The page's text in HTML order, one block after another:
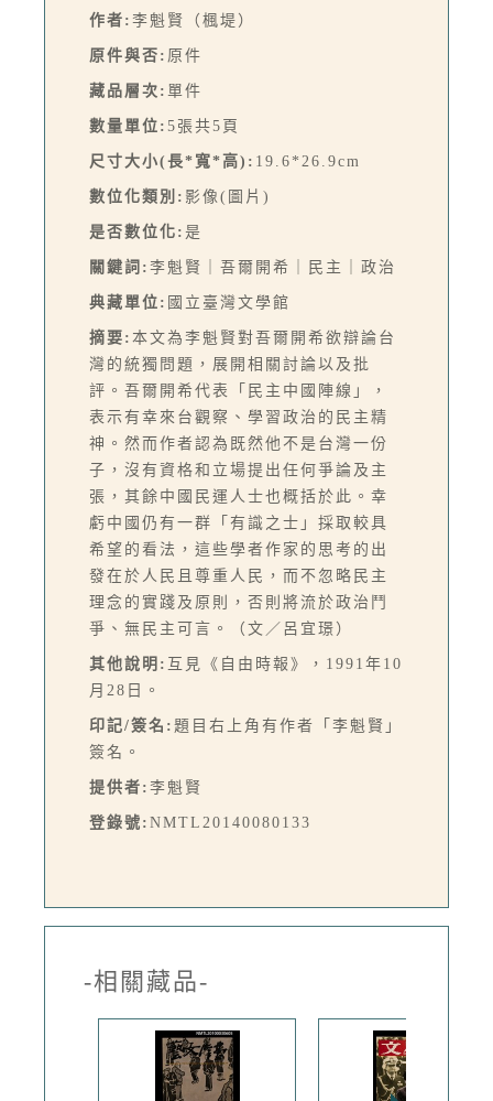
作者: 李魁賢（楓堤）
原件與否: 原件
藏品層次: 單件
數量單位: 5張共5頁
尺寸大小(長*寬*高): 19.6*26.9cm
數位化類別: 影像(圖片)
是否數位化: 是
關鍵詞: 李魁賢｜吾爾開希｜民主｜政治
典藏單位: 國立臺灣文學館
摘要: 本文為李魁賢對吾爾開希欲辯論台
灣的統獨問題，展開相關討論以及批
評。吾爾開希代表「民主中國陣線」，
表示有幸來台觀察、學習政治的民主精
神。然而作者認為既然他不是台灣一份
子，沒有資格和立場提出任何爭論及主
張，其餘中國民運人士也概括於此。幸
虧中國仍有一群「有識之士」採取較具
希望的看法，這些學者作家的思考的出
發在於人民且尊重人民，而不忽略民主
理念的實踐及原則，否則將流於政治鬥
爭、無民主可言。（文／呂宜璟）
其他說明: 互見《自由時報》，1991年10
月28日。
印記/簽名: 題目右上角有作者「李魁賢」
簽名。
提供者: 李魁賢
登錄號: NMTL20140080133
-相關藏品-